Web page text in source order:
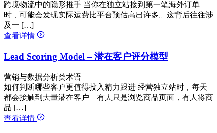
跨境物流中的隐形推手 当你在独立站接到第一笔海外订单
时，可能会发现实际运费比平台预估高出许多。这背后往往涉
及一 […]
查看详情
Lead Scoring Model – 潜在客户评分模型
营销与数据分析类术语
如何判断哪些客户更值得投入精力跟进 经营独立站时，每天
都会接触到大量潜在客户：有人只是浏览商品页面，有人将商
品 […]
查看详情